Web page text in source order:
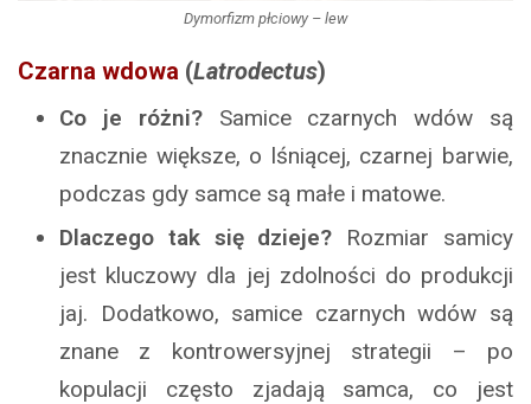
Dymorfizm płciowy – lew
Czarna wdowa (Latrodectus)
Co je różni?Samice czarnych wdów są
znacznie większe, o lśniącej, czarnej barwie,
podczas gdy samce są małe i matowe.
Dlaczego tak się dzieje? Rozmiar samicy
jest kluczowy dla jej zdolności do produkcji
jaj. Dodatkowo, samice czarnych wdów są
znane z kontrowersyjnej strategii – po
kopulacji często zjadają samca, co jest